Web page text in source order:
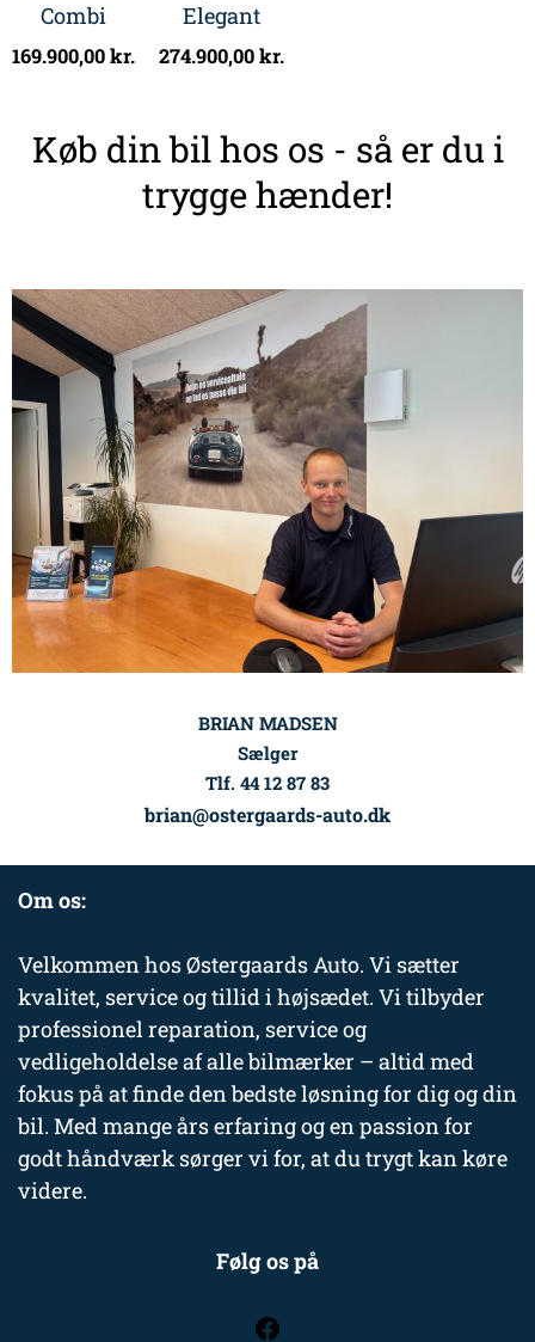
Combi
169.900,00kr.
Elegant
274.900,00kr.
Køb din bil hos os - så er du i
trygge hænder!
BRIAN MADSEN
Sælger
Tlf. 44 12 87 83
brian@ostergaards-auto.dk
Om os:
Velkommen hos Østergaards Auto. Vi sætter
kvalitet, service og tillid i højsædet. Vi tilbyder
professionel reparation, service og
vedligeholdelse af alle bilmærker – altid med
fokus på at finde den bedste løsning for dig og din
bil. Med mange års erfaring og en passion for
godt håndværk sørger vi for, at du trygt kan køre
videre.
Følg os på